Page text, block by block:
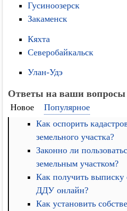
Гусиноозерск
Закаменск
Кяхта
Северобайкальск
Улан-Удэ
Ответы на ваши вопросы
Новое
Популярное
Как оспорить
земельного участка?
Законно ли
земельным участком?
Как получить выписку
ДДУ онлайн?
Как установить